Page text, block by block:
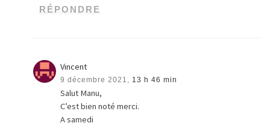
RÉPONDRE
Vincent
9 décembre 2021, 13 h 46 min
Salut Manu,
C’est bien noté merci.
A samedi